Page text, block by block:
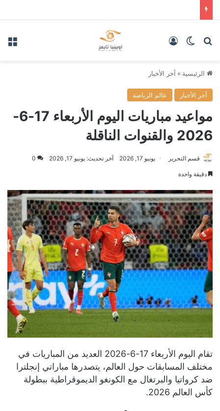
بحث عنالوضع المظلم
الرئيسية » آخر الأخبار
آخر الأخبار عالم الرياضة
مواعيد مباريات اليوم الأربعاء 17-6-
2026 والقنوات الناقلة
قسم التحرير يونيو 17, 2026 آخر تحديث: يونيو 17, 2026 0
دقيقة واحدة
تقام اليوم الأربعاء 17-6-2026 العديد من المباريات في
مختلف المسابقات حول العالم، يتصدرها مباراتي إنجلترا
ضد كرواتيا والبرتغال مع الكونغو الديموقراطية ببطولة
كأس العالم 2026.